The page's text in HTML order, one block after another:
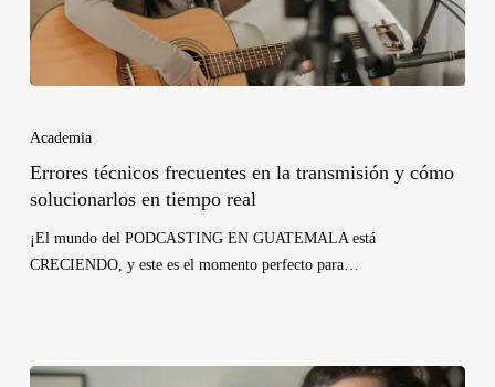
Academia
Errores técnicos frecuentes en la transmisión y cómo
solucionarlos en tiempo real
¡El mundo del PODCASTING EN GUATEMALA está
CRECIENDO, y este es el momento perfecto para…